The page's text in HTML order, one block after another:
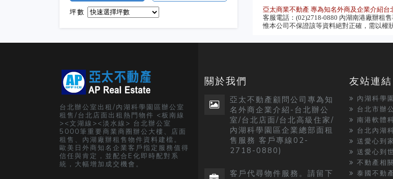
坪數
亞太商業不動產 專為知名外商及企業介紹
客服電話：(02)2718-0880 內湖南港廠辦租
惟本公司不保證該等資料絕對正確，需以權
台北辦公室出租/內湖科學園區辦公室
租售/台北店面出租熱門物件 <板南線
><文湖線><淡水線> 台北辦公室
5000筆重要商業商圈辦公大樓、店面
租售、內湖廠辦租售物件資料建檔。
歐美日外商知名企業客戶指定服務值得
信任與肯定，並配合E化即時配對系
統，大幅增加成交機會。
關於我們
亞太不動產顧問公司專為知
名外商企業介紹-台北辦公
室/台北店面/台北高級住家/
內湖科學園區企業總部面租
售服務 客戶專線02-
2718-0880)
客戶代尋物件服務。請留下
友站連結
內湖科學
台北市辦
南港軟體
台北內湖
送愛心到
送愛心到
不動產相
泰國不動